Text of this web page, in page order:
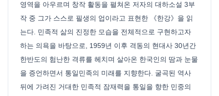
영역을 아우르며 창작 활동을 펼쳐온 저자의 대하소설 3부
작 중 그가 스스로 필생의 업이라고 표현한 《한강》을 읽
는다. 민족적 삶의 진정한 모습을 전체적으로 구현하고자
하는 의욕을 바탕으로, 1959년 이후 격동의 현대사 30년간
한반도의 험난한 격류를 헤치며 살아온 한국인의 땀과 눈물
을 증언하면서 통일민족의 미래를 지향한다. 굴곡된 역사
뒤에 가려진 거대한 민족적 잠재력을 통일을 향한 민중의